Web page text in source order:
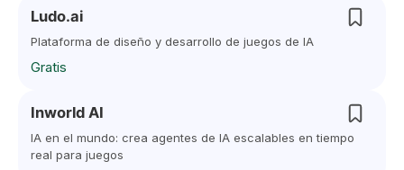
Ludo.ai
Plataforma de diseño y desarrollo de juegos de IA
Gratis
Inworld AI
IA en el mundo: crea agentes de IA escalables en tiempo
real para juegos